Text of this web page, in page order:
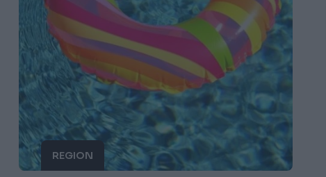
REGION